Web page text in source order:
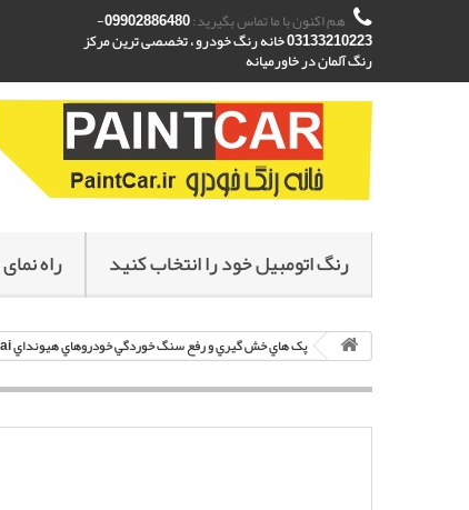
هم اکنون با ما تماس بگیرید: 09902886480-
03133210223 خانه رنگ خودرو ، تخصصی ترین مرکز
رنگ آلمان در خاورمیانه
رنگ اتومبیل خود را انتخاب کنید راه
پک هاي خش گيري و رفع سنگ خوردگي خودروهاي هيونداي Hyundai